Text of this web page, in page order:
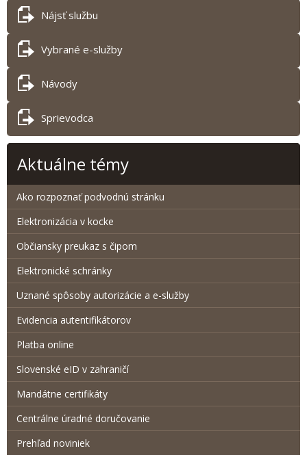
Nájsť službu
Vybrané e-služby
Návody
Sprievodca
Aktuálne témy
Ako rozpoznať podvodnú stránku
Elektronizácia v kocke
Občiansky preukaz s čipom
Elektronické schránky
Uznané spôsoby autorizácie a e-služby
Evidencia autentifikátorov
Platba online
Slovenské eID v zahraničí
Mandátne certifikáty
Centrálne úradné doručovanie
Prehľad noviniek